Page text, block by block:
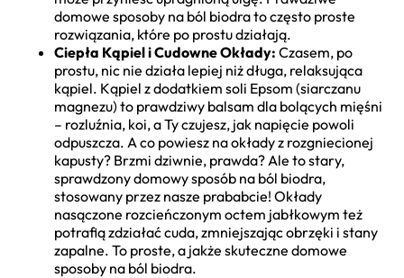
domowe sposoby na ból biodra to często proste
rozwiązania, które po prostu działają.
Ciepła Kąpiel i Cudowne Okłady: Czasem, po
prostu, nic nie działa lepiej niż długa, relaksująca
kąpiel. Kąpiel z dodatkiem soli Epsom (siarczanu
magnezu) to prawdziwy balsam dla bolących mięśni
– rozluźnia, koi, a Ty czujesz, jak napięcie powoli
odpuszcza. A co powiesz na okłady z rozgniecionej
kapusty? Brzmi dziwnie, prawda? Ale to stary,
sprawdzony domowy sposób na ból biodra,
stosowany przez nasze prababcie! Okłady
nasączone rozcieńczonym octem jabłkowym też
potrafią zdziałać cuda, zmniejszając obrzęki i stany
zapalne. To proste, a jakże skuteczne domowe
sposoby na ból biodra.